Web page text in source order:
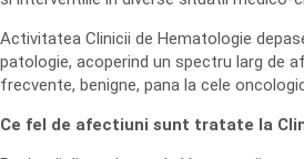
Activitatea Clinicii de Hematologie
patologie, acoperind un spectru larg de
frecvente, benigne, pana la cele
Ce fel de afectiuni sunt tratate la